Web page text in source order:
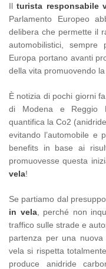
Ilturista responsabile
Parlamento Europeo
delibera che permette il
automobilistici,
Europa portano avanti
della vita promuovendo
È notizia di pochi giorni
di Modena e Reggio
quantifica la Co2
evitando l’automobile e
benefits in base ai
promuovesse questa
vela!
Se partiamo dal
in vela, perché non
traffico sulle strade e
partenza per una nuova
vela si rispetta
produce anidride